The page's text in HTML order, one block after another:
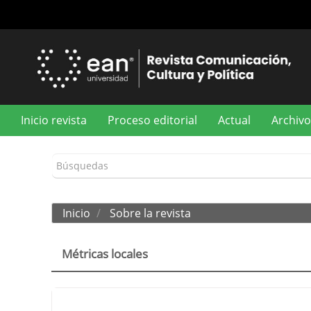
principal
Inicio revista Proceso editorial Actual
Inicio Sobre la revista
Métricas locales